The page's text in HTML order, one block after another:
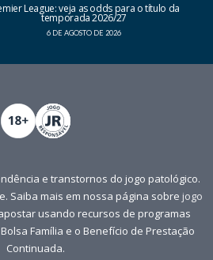
League: veja as odds para o título da
temporada 2026/27
6 DE AGOSTO DE 2026
e transtornos do jogo patológico.
Saiba mais em nossa página sobre jogo
usando recursos de programas
Família e o Benefício de Prestação
Continuada.